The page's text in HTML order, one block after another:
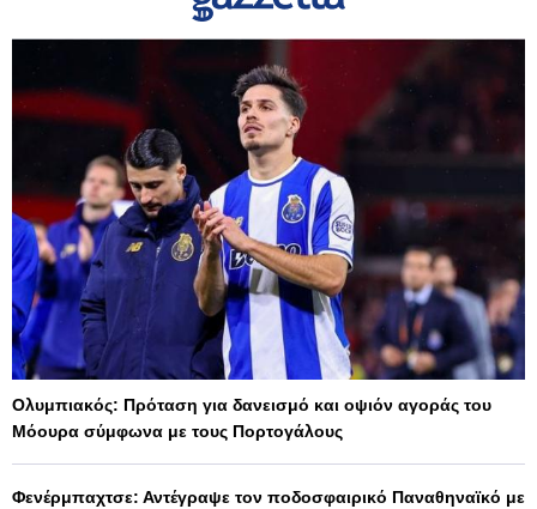
Ολυμπιακός: Πρόταση για δανεισμό και οψιόν αγοράς του
Μόουρα σύμφωνα με τους Πορτογάλους
Φενέρμπαχτσε: Αντέγραψε τον ποδοσφαιρικό Παναθηναϊκό με